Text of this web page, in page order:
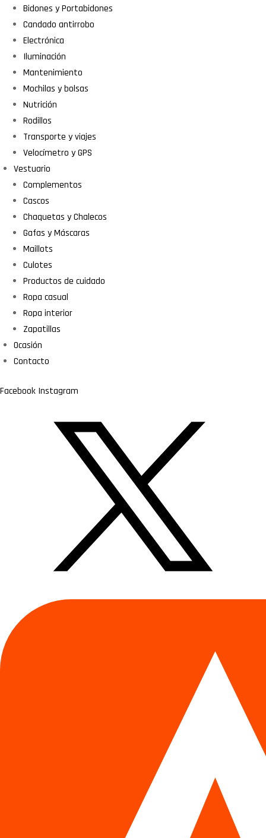
Bidones y Portabidones
Candado antirrobo
Electrónica
Iluminación
Mantenimiento
Mochilas y bolsas
Nutrición
Rodillos
Transporte y viajes
Velocímetro y GPS
Vestuario
Complementos
Cascos
Chaquetas y Chalecos
Gafas y Máscaras
Maillots
Culotes
Productos de cuidado
Ropa casual
Ropa interior
Zapatillas
Ocasión
Contacto
Facebook Instagram